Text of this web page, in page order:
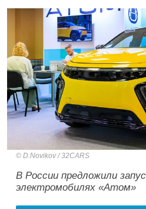
D.Novikov / 32CARS
В России предложили
электромобилях «Атом»